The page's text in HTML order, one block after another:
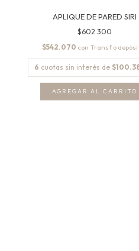
APLIQUE DE PARED SIRI
$602.300
$542.070 con
6 cuotas sin interés de